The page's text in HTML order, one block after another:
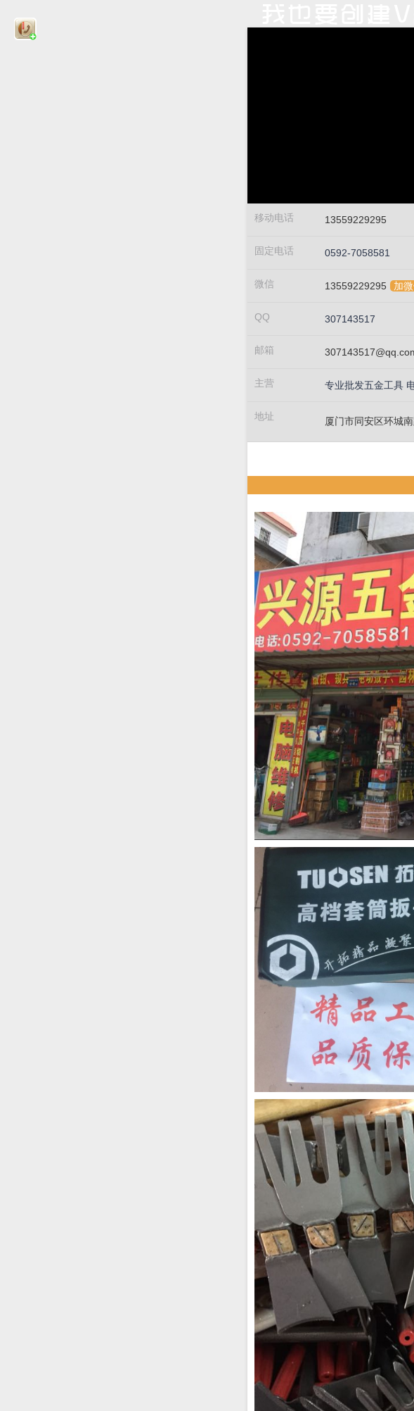
移动电话 13559229295
固定电话 0592-7058581
微信 13559229295 加
QQ 307143517
邮箱
主营 专业批发五金工具
地址 厦门市同安区环城